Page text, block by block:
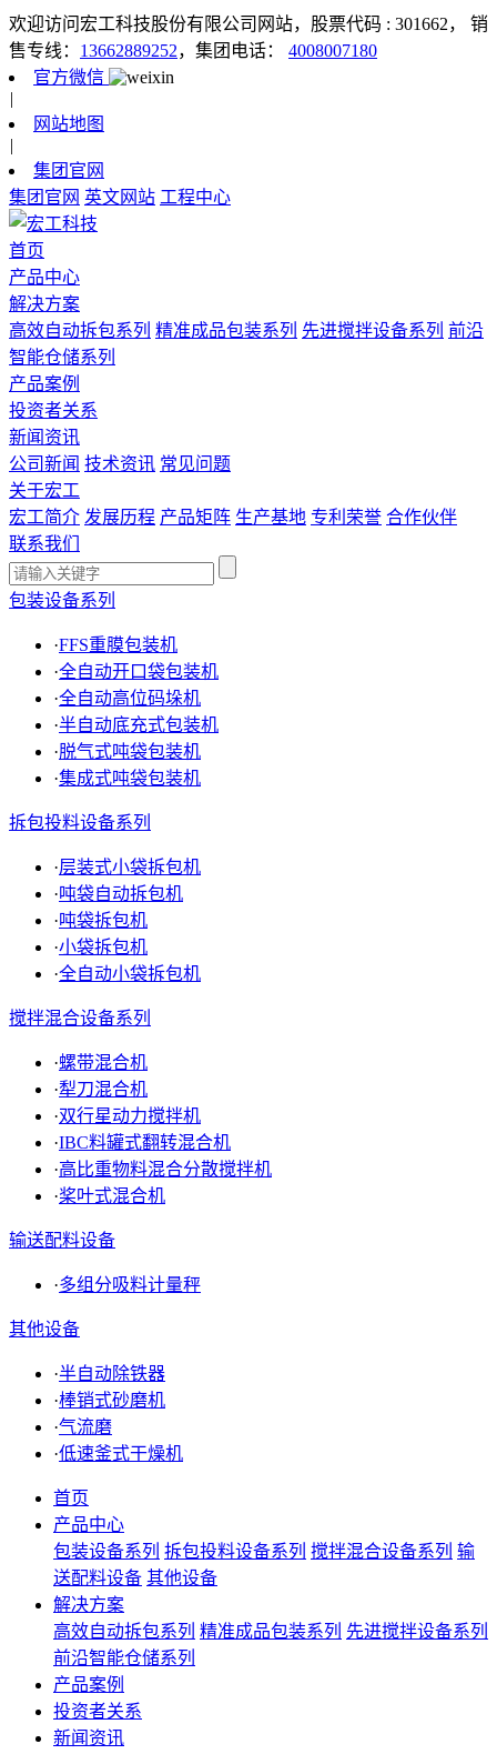
欢迎访问宏工科技股份有限公司网站，股票代码 : 301662，
销
售专线： 13662889252，集团电话： 4008007180
官方微信
|
网站地图
|
集团官网
集团官网 英文网站 工程中心
首页
产品中心
解决方案
高效自动拆包系列 精准成品包装系列 先进搅拌设备系列 前沿
智能仓储系列
产品案例
投资者关系
新闻资讯
公司新闻 技术资讯 常见问题
关于宏工
宏工简介 发展历程 产品矩阵 生产基地 专利荣誉 合作伙伴
联系我们
包装设备系列
·FFS重膜包装机
·全自动开口袋包装机
·全自动高位码垛机
·半自动底充式包装机
·脱气式吨袋包装机
·集成式吨袋包装机
拆包投料设备系列
·层装式小袋拆包机
·吨袋自动拆包机
·吨袋拆包机
·小袋拆包机
·全自动小袋拆包机
搅拌混合设备系列
·螺带混合机
·犁刀混合机
·双行星动力搅拌机
·IBC料罐式翻转混合机
·高比重物料混合分散搅拌机
·桨叶式混合机
输送配料设备
·多组分吸料计量秤
其他设备
·半自动除铁器
·棒销式砂磨机
·气流磨
·低速釜式干燥机
首页
产品中心
包装设备系列 拆包投料设备系列 搅拌混合设备系列 输
送配料设备 其他设备
解决方案
高效自动拆包系列 精准成品包装系列 先进搅拌设备系列
前沿智能仓储系列
产品案例
投资者关系
新闻资讯